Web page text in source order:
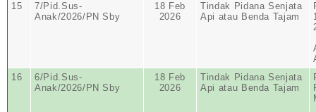
15
7/Pid.Sus-
Anak/2026/PN Sby
18 Feb
2026
Tindak Pidana Senjata
Api atau Benda Tajam
16
6/Pid.Sus-
Anak/2026/PN Sby
18 Feb
2026
Tindak Pidana Senjata
Api atau Benda Tajam